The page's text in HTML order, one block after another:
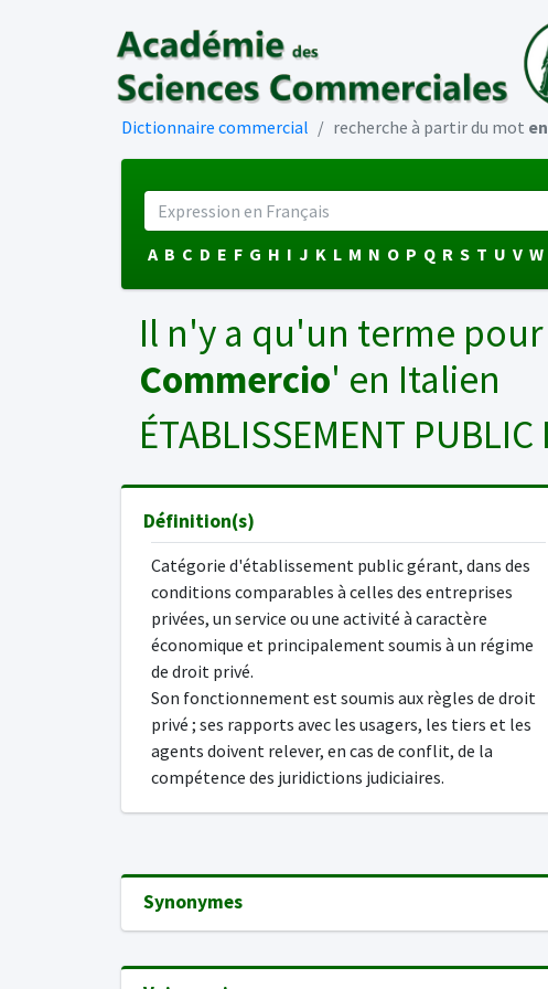
Dictionnaire commercial recherche à partir du mot
A B C D E F G H I J K L M N O P Q R S T U V W
Il n'y a qu'un terme
Commercio' en Italien
ÉTABLISSEMENT
Définition(s)
Catégorie d'établissement public gérant, dans des
conditions comparables à celles des entreprises
privées, un service ou une activité à caractère
économique et principalement soumis à un régime
de droit privé.
Son fonctionnement est soumis aux règles de droit
privé ; ses rapports avec les usagers, les tiers et les
agents doivent relever, en cas de conflit, de la
compétence des juridictions judiciaires.
Synonymes